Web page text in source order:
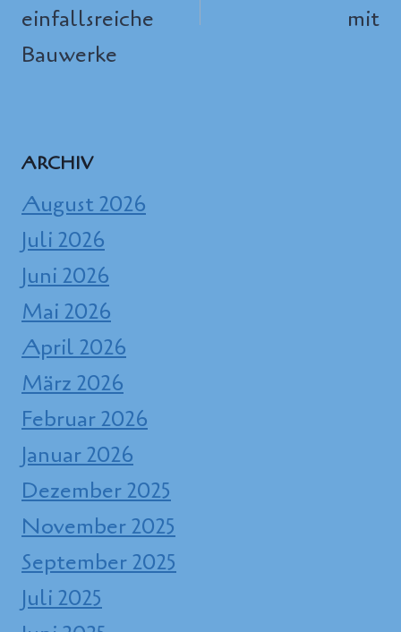
einfallsreiche
Bauwerke
mit
ARCHIV
August 2026
Juli 2026
Juni 2026
Mai 2026
April 2026
März 2026
Februar 2026
Januar 2026
Dezember 2025
November 2025
September 2025
Juli 2025